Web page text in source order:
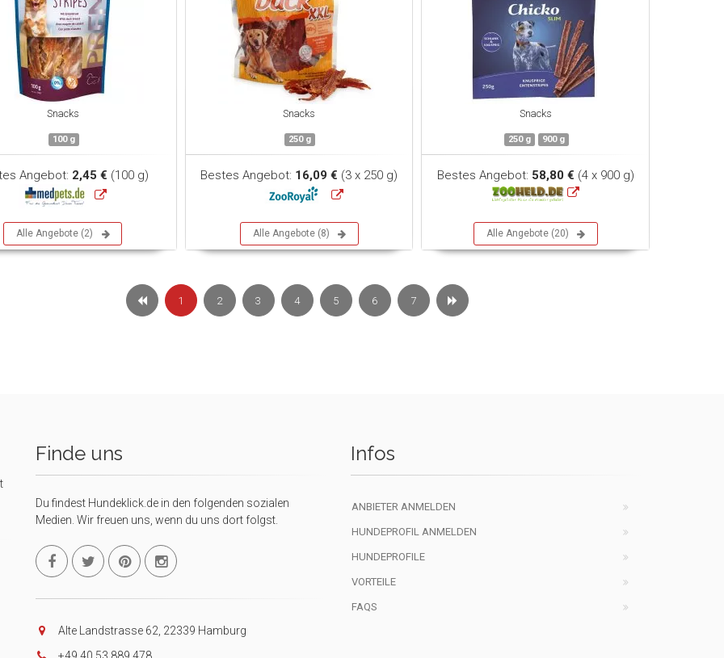
Snacks
100 g
Angebot: 2,45 € (100 g)
Alle Angebote (2)
Snacks
250 g
Bestes Angebot: 16,09 € (3 x 250 g)
Alle Angebote (8)
Snacks
250 g 900 g
Bestes Angebot: 58,80 € (4 x 900 g)
Alle Angebote (20)
1 2 3 4 5 6 7
Finde uns
Du findest Hundeklick.de in den folgenden sozialen
Medien. Wir freuen uns, wenn du uns dort folgst.
Alte Landstrasse 62, 22339 Hamburg
Infos
ANBIETER ANMELDEN
HUNDEPROFIL ANMELDEN
HUNDEPROFILE
VORTEILE
FAQS